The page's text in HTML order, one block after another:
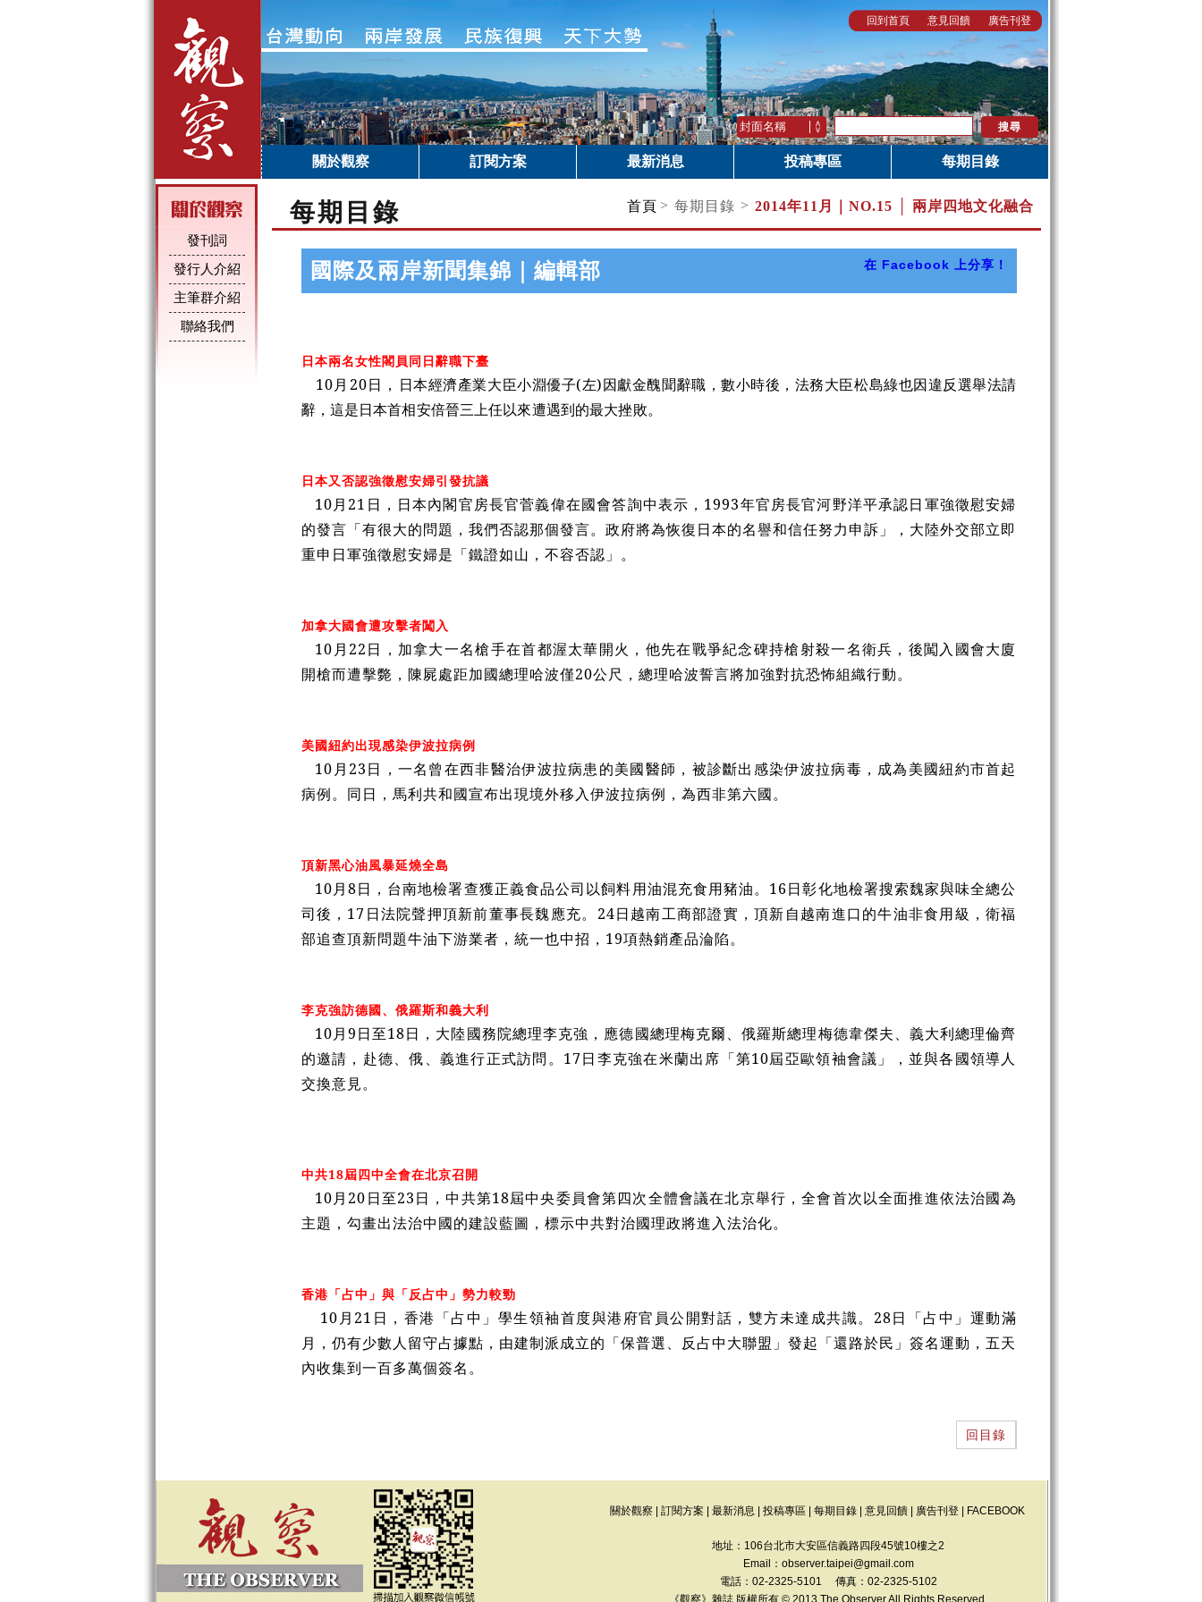
回到首頁 意見回饋 廣告刊登
關於觀察 訂閱方案 最新消息 投稿專區 每期目錄
發刊詞
發行人介紹
主筆群介紹
聯絡我們
每期目錄 首頁 > 每期目錄 > 2014年11月｜ NO.15 │ 兩岸四地文化融合
國際及兩岸新聞集錦｜編輯部 在 Facebook 上分享！
日本兩名女性閣員同日辭職下臺
10月20日， 日本經濟產業大臣小淵優子(左)因獻金醜聞辭職，數小時後，法務大臣松島綠也因違反選舉法請
辭，這是日本首相安倍晉三上任以來遭遇到的最大挫敗。
日本又否認強徵慰安婦引發抗議
10月21日，日本內閣官房長官菅義偉在國會答詢中表示，1993年官房長官河野洋平承認日軍強徵慰安婦
的發言「有很大的問題，我們否認那個發言。政府將為恢復日本的名譽和信任努力申訴」，大陸外交部立即
重申日軍強徵慰安婦是「鐵證如山，不容否認」。
加拿大國會遭攻擊者闖入
10月22日，加拿大一名槍手在首都渥太華開火，他先在戰爭紀念碑持槍射殺一名衛兵，後闖入國會大廈
開槍而遭擊斃，陳屍處距加國總理哈波僅20公尺，總理哈波誓言將加強對抗恐怖組織行動。
美國紐約出現感染伊波拉病例
10月23日，一名曾在西非醫治伊波拉病患的美國醫師，被診斷出感染伊波拉病毒，成為美國紐約市首起
病例。同日，馬利共和國宣布出現境外移入伊波拉病例，為西非第六國。
頂新黑心油風暴延燒全島
10月8日，台南地檢署查獲正義食品公司以飼料用油混充食用豬油。16日彰化地檢署搜索魏家與味全總公
司後，17日法院聲押頂新前董事長魏應充。24日越南工商部證實，頂新自越南進口的牛油非食用級，衛福
部追查頂新問題牛油下游業者，統一也中招，19項熱銷產品淪陷。
李克強訪德國、俄羅斯和義大利
10月9日至18日，大陸國務院總理李克強，應德國總理梅克爾、俄羅斯總理梅德韋傑夫、義大利總理倫齊
的邀請，赴德、俄、義進行正式訪問。17日李克強在米蘭出席「第10屆亞歐領袖會議」，並與各國領導人
交換意見。
中共18屆四中全會在北京召開
10月20日至23日，中共第18屆中央委員會第四次全體會議在北京舉行，全會首次以全面推進依法治國為
主題，勾畫出法治中國的建設藍圖，標示中共對治國理政將進入法治化。
香港「占中」與「反占中」勢力較勁
10月 21 日，香港「占中」學生領袖首度與港府官員公開對話，雙方未達成共識。 28日「占中」運動滿
月，仍有少數人留守占據點，由建制派成立的「保普選、反占中大聯盟」發起「還路於民」簽名運動，五天
內收集到一百多萬個簽名。
回目錄
關於觀察 訂閱方案 最新消息 投稿專區 每期目錄 意見回饋 廣告刊登 FACEBOOK
地址：106台北市大安區信義路四段45號10樓之2
Email： observer.taipei@gmail.com
電話：02-2325-5101 傳真：02-2325-5102
《觀察》雜誌 版權所有 © 2013 The Observer All Rights Reserved.